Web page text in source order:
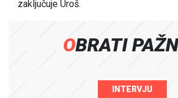
zaključuje Uroš.
OBRATI
INTERVJU